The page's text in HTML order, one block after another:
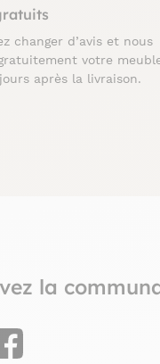
changer d’avis et nous
votre
jours après la livraison.
la